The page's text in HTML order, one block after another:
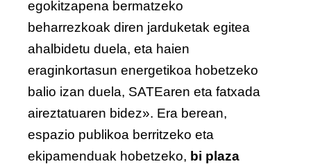
egokitzapena bermatzeko
beharrezkoak diren jarduketak egitea
ahalbidetu duela, eta haien
eraginkortasun energetikoa hobetzeko
balio izan duela, SATEaren eta fatxada
aireztatuaren bidez». Era berean,
espazio publikoa berritzeko eta
ekipamenduak hobetzeko, bi plaza